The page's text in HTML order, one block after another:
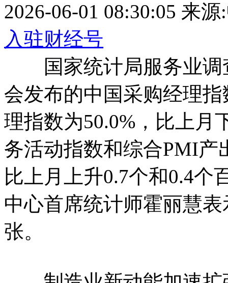
2026-06-01 08:30:05 来源
入驻财经号
国家统计局服务业调
会发布的中国采购经理
理指数为50.0%，比上月
务活动指数和综合PMI产
比上月上升0.7个和0.4个
中心首席统计师霍丽慧
张。